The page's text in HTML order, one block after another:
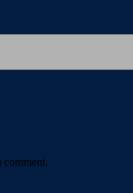
comment.